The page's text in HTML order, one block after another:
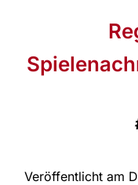
Veröffentlicht am